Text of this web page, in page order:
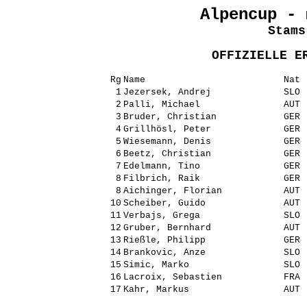
Alpencup -
OFFIZIELLE
Rg Name
Nat
1 Jezersek, Andrej
SLO
2 Palli, Michael
AUT
3 Bruder, Christian
GER
4 Grillhösl, Peter
GER
5 Wiesemann, Denis
GER
6 Beetz, Christian
GER
7 Edelmann, Tino
GER
8 Filbrich, Raik
GER
8 Aichinger, Florian
AUT
10 Scheiber, Guido
AUT
11 Verbajs, Grega
SLO
12 Gruber, Bernhard
AUT
13 Rießle, Philipp
GER
14 Brankovic, Anze
SLO
15 Simic, Marko
SLO
16 Lacroix, Sebastien
FRA
17 Kahr, Markus
AUT